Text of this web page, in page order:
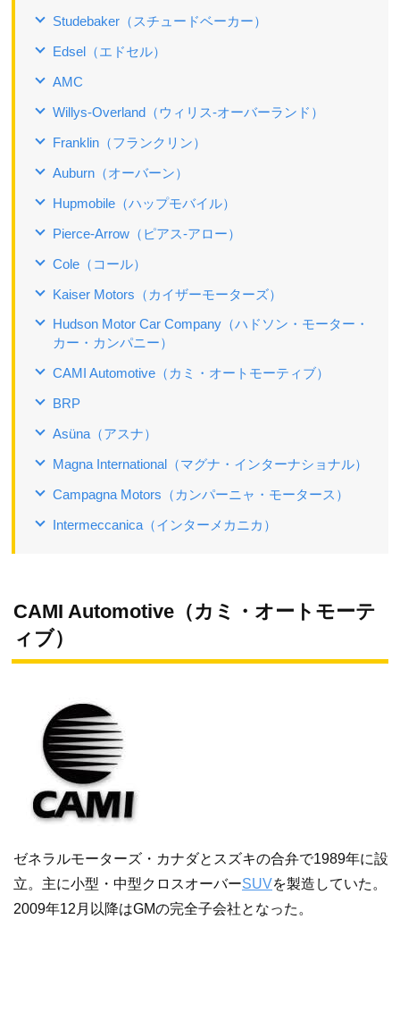
Studebaker（スチュードベーカー）
Edsel（エドセル）
AMC
Willys-Overland（ウィリス‐オーバーランド）
Franklin（フランクリン）
Auburn（オーバーン）
Hupmobile（ハップモバイル）
Pierce-Arrow（ピアス‐アロー）
Cole（コール）
Kaiser Motors（カイザーモーターズ）
Hudson Motor Car Company（ハドソン・モーター・
カー・カンパニー）
CAMI Automotive（カミ・オートモーティブ）
BRP
Asüna（アスナ）
Magna International（マグナ・インターナショナル）
Campagna Motors（カンパーニャ・モータース）
Intermeccanica（インターメカニカ）
CAMI Automotive（カミ・オートモーテ
ィブ）
ゼネラルモーターズ・カナダとスズキの合弁で1989年に設
立。主に小型・中型クロスオーバーSUVを製造していた。
2009年12月以降はGMの完全子会社となった。